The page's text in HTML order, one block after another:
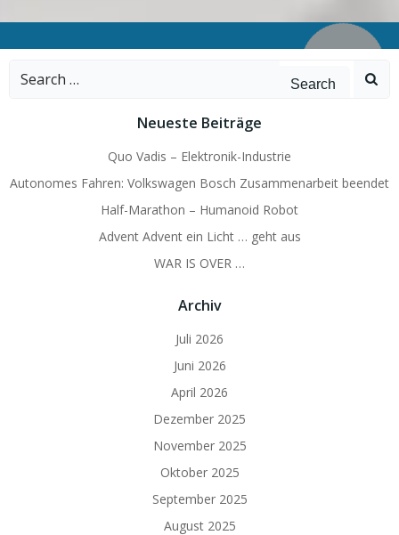
Search
Neueste Beiträge
Quo Vadis – Elektronik-Industrie
Autonomes Fahren: Volkswagen Bosch Zusammenarbeit beendet
Half-Marathon – Humanoid Robot
Advent Advent ein Licht … geht aus
WAR IS OVER …
Archiv
Juli 2026
Juni 2026
April 2026
Dezember 2025
November 2025
Oktober 2025
September 2025
August 2025